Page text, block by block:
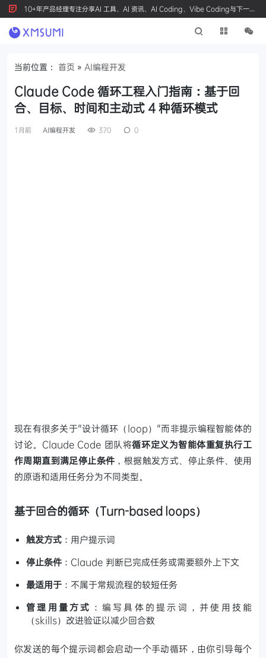
10+年产品经理专注分享AI 工具、AI 资讯、AI Coding、Vibe Coding与下一代
产品创新，按 Ctrl+D 收藏我们
当前位置： 首页 » AI编程开发
Claude Code 循环工程入门指南：基于回
合、目标、时间和主动式 4 种循环模式
1月前 AI编程开发 370 0
现在有很多关于"设计循环（loop）"而非提示编程智能体的
讨论。Claude Code 团队将循环定义为智能体重复执行工
作周期直到满足停止条件 ，根据触发方式、停止条件、使用
的原语和适用任务分为不同类型。
基于回合的循环（Turn-based loops）
触发方式 ：用户提示词
停止条件 ：Claude 判断已完成任务或需要额外上下文
最适用于 ：不属于常规流程的较短任务
管理用量方式 ：编写具体的提示词，并使用技能
（skills）改进验证以减少回合数
你发送的每个提示词都会启动一个手动循环，由你引导每个